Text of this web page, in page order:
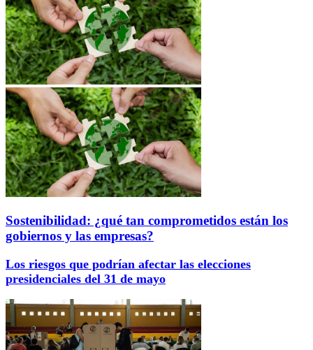
Sostenibilidad: ¿qué tan comprometidos están los
gobiernos y las empresas?
Los riesgos que podrían afectar las elecciones
presidenciales del 31 de mayo